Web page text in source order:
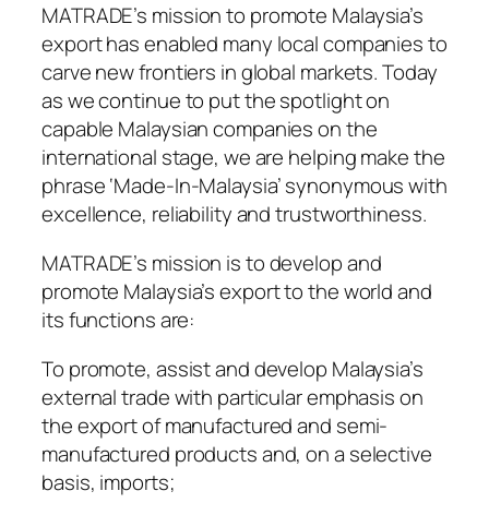
MATRADE’s mission to promote Malaysia’s
export has enabled many local companies to
carve new frontiers in global markets. Today
as we continue to put the spotlight on
capable Malaysian companies on the
international stage, we are helping make the
phrase ‘Made-In-Malaysia’ synonymous with
excellence, reliability and trustworthiness.
MATRADE’s mission is to develop and
promote Malaysia’s export to the world and
its functions are:
To promote, assist and develop Malaysia’s
external trade with particular emphasis on
the export of manufactured and semi-
manufactured products and, on a selective
basis, imports;